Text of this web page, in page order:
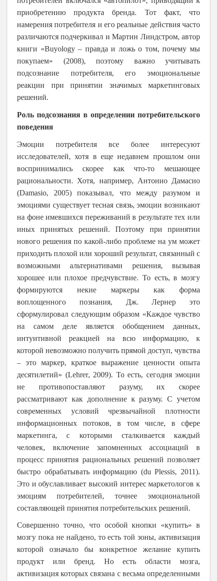
приобретению продукта бренда. Тот факт, что
намерения потребителя и его реальные действия часто
различаются подчеркивал и Мартин Линдстром, автор
книги «Buyology– правда и ложь о том, почему мы
покупаем» (2008), поэтому важно учитывать
подсознание потребителя, его эмоциональные
реакции при принятии значимых маркетинговых
решений.
Роль подсознания в определении потребительского
поведения
Эмоции потребителя все более интересуют
исследователей, хотя в еще недавнем прошлом они
воспринимались скорее как что-то мешающее
рациональности. Хотя, например, Антонио Дамасио
(Damasio, 2005) показывал, что между разумом и
эмоциями существует тесная связь, эмоции возникают
на фоне имевшихся переживаний в результате тех или
иных принятых решений. Поэтому при принятии
нового решения по какой-либо проблеме на ум может
приходить плохой или хороший результат, связанный с
возможными альтернативами решения, вызывая
хорошее или плохое предчувствие. То есть, в мозгу
формируются некие маркеры как форма
воплощенного познания, Дж. Лернер это
сформулировал следующим образом «Каждое чувство
на самом деле является обобщением данных,
интуитивной реакцией на всю информацию, к
которой невозможно получить прямой доступ, чувства
– это маркер, краткое выражение ценности опыта
десятилетий» (Lehrer, 2009). То есть, сегодня эмоции
не противопоставляют разуму, их скорее
рассматривают как дополнение к разуму. С учетом
современных условий чрезвычайной плотности
информационных потоков, в том числе, в сфере
маркетинга, с которыми сталкивается каждый
человек, включение запомненных ассоциаций в
процесс принятия рациональных решений позволяет
быстро обрабатывать информацию (du Plessis, 2011).
Это и обуславливает высокий интерес маркетологов к
эмоциям потребителей, точнее эмоциональной
составляющей принятия потребительских решений.
Совершенно точно, что особой кнопки «купить» в
мозгу пока не найдено, то есть той зоны, активизация
которой означало бы конкретное желание купить
продукт или бренд. Но есть области мозга,
активизация которых связана с весьма определенными